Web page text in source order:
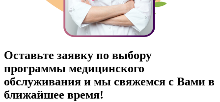
Оставьте заявку по выбору
программы медицинского
обслуживания и мы свяжемся с Вами в
ближайшее время!